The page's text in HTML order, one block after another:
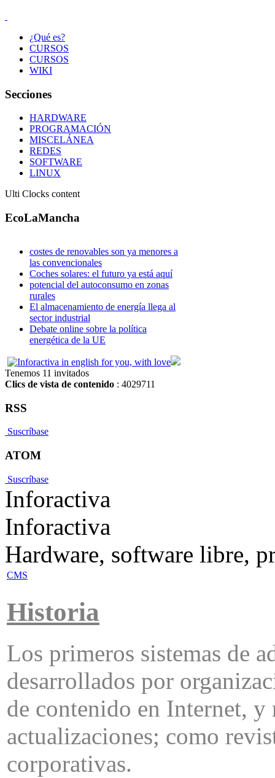
¿Qué es?
CURSOS
CURSOS
WIKI
Secciones
HARDWARE
PROGRAMACIÓN
MISCELÁNEA
REDES
SOFTWARE
LINUX
Ulti Clocks content
EcoLaMancha
costes de renovables son ya menores a
las convencionales
Coches solares: el futuro ya está aquí
potencial del autoconsumo en zonas
rurales
El almacenamiento de energía llega al
sector industrial
Debate online sobre la política
energética de la UE
Tenemos 11 invitados
Clics de vista de contenido : 4029711
RSS
Suscríbase
ATOM
Suscríbase
Inforactiva
Inforactiva
Hardware, software libre,
CMS
Historia
Los primeros sistemas de
desarrollados por
de contenido en Internet, y
actualizaciones; como
corporativas.